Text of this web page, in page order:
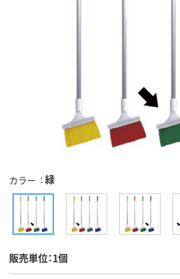
カラー 緑
販売単位：1個